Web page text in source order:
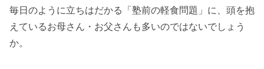
毎日のように立ちはだかる「塾前の軽食問題」に、頭を抱
えているお母さん・お父さんも多いのではないでしょう
か。